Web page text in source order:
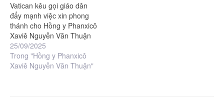
Vatican kêu gọi giáo dân
đẩy mạnh việc xin phong
thánh cho Hồng y Phanxicô
Xaviê Nguyễn Văn Thuận
25/09/2025
Trong "Hồng y Phanxicô
Xaviê Nguyễn Văn Thuận"